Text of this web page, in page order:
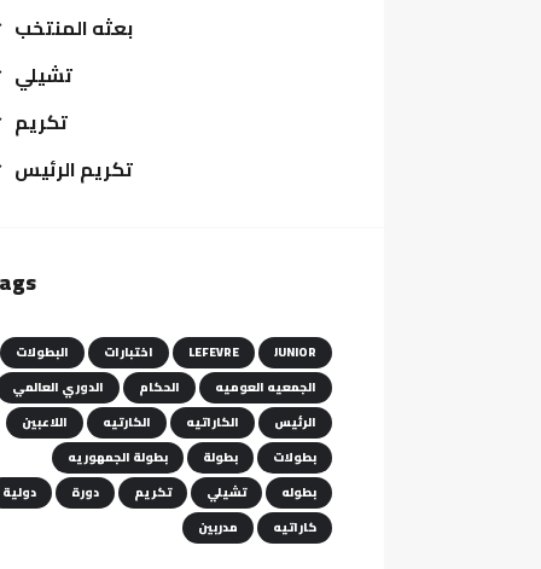
بعثه المنتخب
تشيلي
تكريم
تكريم الرئيس
JUNIOR
LEFEVRE اختبارات
البطولات
الجمعيه العوميه
الحكام
الدوري العالمي
الرئيس
الكاراتيه الكارتيه
اللاعبين
بطولات
بطولة
بطولة الجمهوريه
بطوله
تشيلي تكريم دورة
دولية
كاراتيه
مدربين